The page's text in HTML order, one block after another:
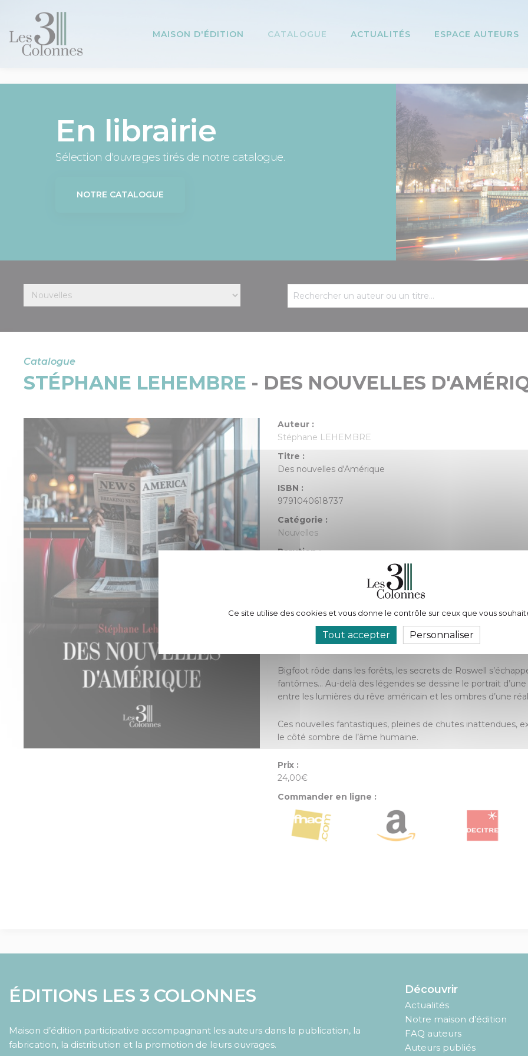
MAISON D'ÉDITION CATALOGUE ACTUALITÉS ESPACE AUTEURS
En librairie
Sélection d'ouvrages tirés de notre catalogue.
NOTRE CATALOGUE
Catalogue
STÉPHANE LEHEMBRE - DES NOUVELLES
Auteur :
Stéphane LEHEMBRE
Titre :
Des nouvelles d'Amérique
ISBN :
9791040618737
Catégorie :
Nouvelles
Parution :
Description :
Découvrez une Amérique où le rêve flirte avec la réalité,
Bigfoot rôde dans les forêts, les secrets de Roswell
fantômes… Au-delà des légendes se dessine le portrait
entre les lumières du rêve américain et les ombres d’une
Ces nouvelles fantastiques, pleines de chutes inattendues,
le côté sombre de l’âme humaine.
Prix :
24,00€
Commander en ligne :
ÉDITIONS LES 3 COLONNES
Maison d’édition participative accompagnant les auteurs dans la publication, la
fabrication, la distribution et la promotion de leurs ouvrages.
Découvrir
Actualités
Notre maison d’édition
FAQ auteurs
Auteurs publiés
Ce site utilise des cookies et vous donne le contrôle sur ceux que vous
Tout accepter Personnaliser